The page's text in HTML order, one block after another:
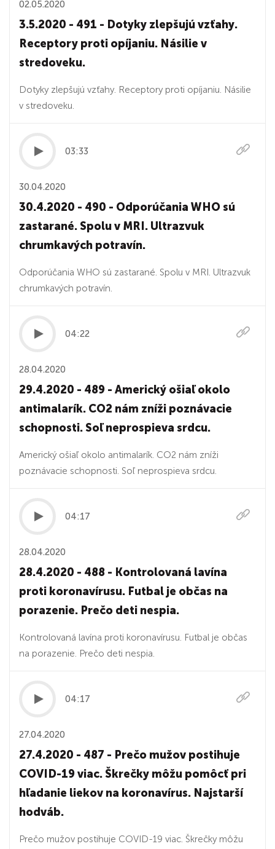
02.05.2020
3.5.2020 - 491 - Dotyky zlepšujú vzťahy.
Receptory proti opíjaniu. Násilie v
stredoveku.
Dotyky zlepšujú vzťahy. Receptory proti opíjaniu. Násilie
v stredoveku.
03:33
30.04.2020
30.4.2020 - 490 - Odporúčania WHO sú
zastarané. Spolu v MRI. Ultrazvuk
chrumkavých potravín.
Odporúčania WHO sú zastarané. Spolu v MRI. Ultrazvuk
chrumkavých potravín.
04:22
28.04.2020
29.4.2020 - 489 - Americký ošiaľ okolo
antimalarík. CO2 nám zníži poznávacie
schopnosti. Soľ neprospieva srdcu.
Americký ošiaľ okolo antimalarík. CO2 nám zníži
poznávacie schopnosti. Soľ neprospieva srdcu.
04:17
28.04.2020
28.4.2020 - 488 - Kontrolovaná lavína
proti koronavírusu. Futbal je občas na
porazenie. Prečo deti nespia.
Kontrolovaná lavína proti koronavírusu. Futbal je občas
na porazenie. Prečo deti nespia.
04:17
27.04.2020
27.4.2020 - 487 - Prečo mužov postihuje
COVID-19 viac. Škrečky môžu pomôcť pri
hľadanie liekov na koronavírus. Najstarší
hodváb.
Prečo mužov postihuje COVID-19 viac. Škrečky môžu